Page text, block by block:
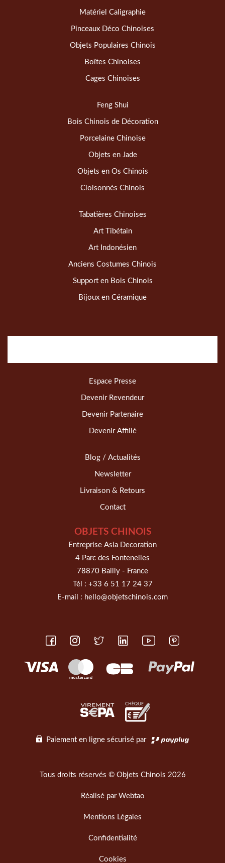
Matériel Caligraphie
Pinceaux Déco Chinoises
Objets Populaires Chinois
Boîtes Chinoises
Cages Chinoises
Feng Shui
Bois Chinois de Décoration
Porcelaine Chinoise
Objets en Jade
Objets en Os Chinois
Cloisonnés Chinois
Tabatières Chinoises
Art Tibétain
Art Indonésien
Anciens Costumes Chinois
Support en Bois Chinois
Bijoux en Céramique
Espace Presse
Devenir Revendeur
Devenir Partenaire
Devenir Affilié
Blog / Actualités
Newsletter
Livraison & Retours
Contact
OBJETS CHINOIS
Entreprise Asia Decoration
4 Parc des Fontenelles
78870 Bailly - France
Tél : +33 6 51 17 24 37
E-mail : hello@objetschinois.com
Paiement en ligne sécurisé par
Tous droits réservés © Objets Chinois 2026
Réalisé par Webtao
Mentions Légales
Confidentialité
Cookies